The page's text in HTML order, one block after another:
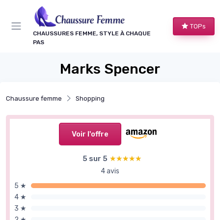
CHAUSSURES FEMME, STYLE À CHAQUE
PAS
TOPs
Marks Spencer
Chaussure femme Shopping
Voir l'offre
5 sur 5 ★★★★★
★★★★★
4 avis
5 ★
4 ★
3 ★
Panneau de gestion des cookies